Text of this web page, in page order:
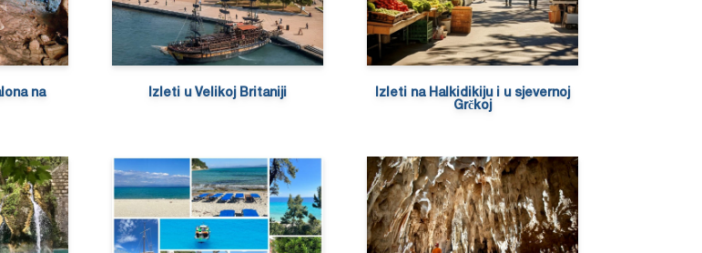
na
Izleti u Velikoj Britaniji
Izleti na Halkidikiju i u sjevernoj
Grčkoj